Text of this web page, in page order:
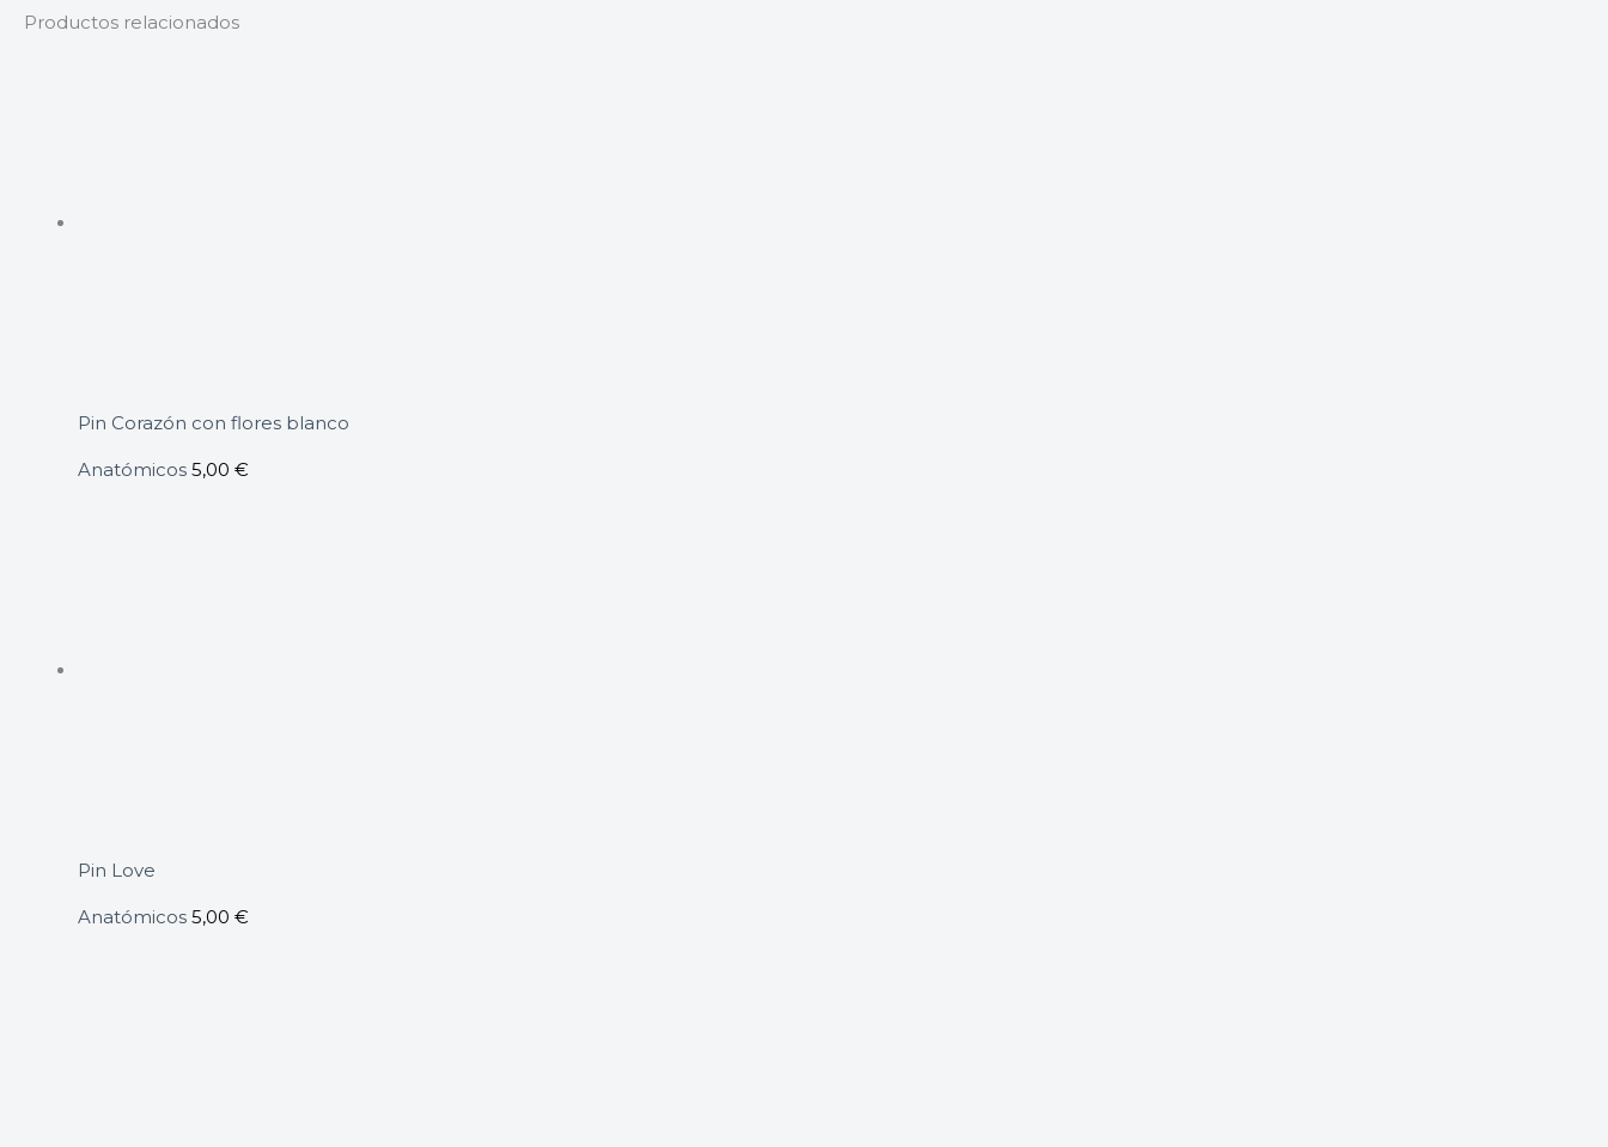
Productos relacionados
Pin Corazón con flores blanco
Anatómicos 5,00 €
Pin Love
Anatómicos 5,00 €